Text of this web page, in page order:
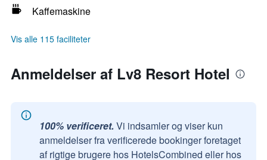
Kaffemaskine
Vis alle 115 faciliteter
Anmeldelser af Lv8 Resort Hotel
100% verificeret. Vi indsamler og viser kun
anmeldelser fra verificerede bookinger foretaget
af rigtige brugere hos HotelsCombined eller hos